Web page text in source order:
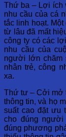
Thứ ba – Lợi ích
nhu cầu của cá
tắc linh hoạt.
từ lâu đã mất
công ty có các
nhu cầu của
người lớn chăm
nhân trẻ, công
xa.
Thứ tư – Cởi mở
thông tin, và họ
suất cao đặt ưu
cho đúng
đúng phương